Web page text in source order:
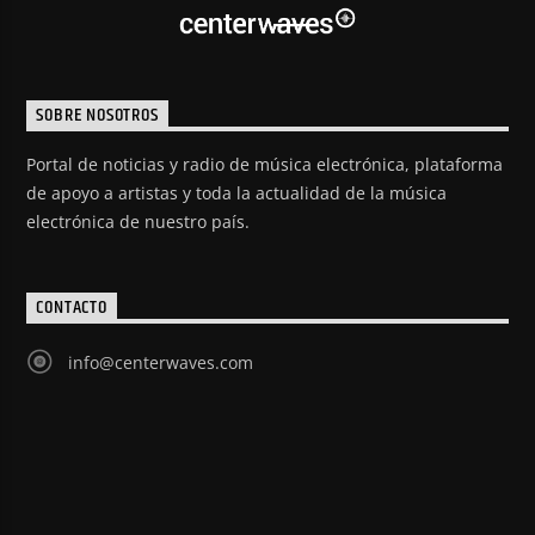
SOBRE NOSOTROS
Portal de noticias y radio de música electrónica, plataforma
de apoyo a artistas y toda la actualidad de la música
electrónica de nuestro país.
CONTACTO
info@centerwaves.com